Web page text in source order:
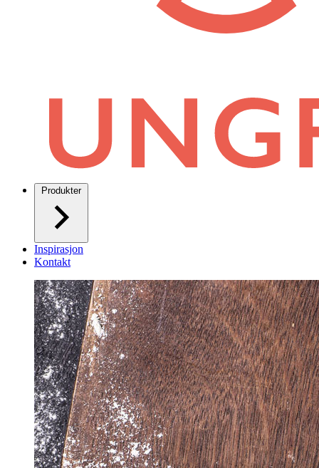
Produkter
Inspirasjon
Kontakt